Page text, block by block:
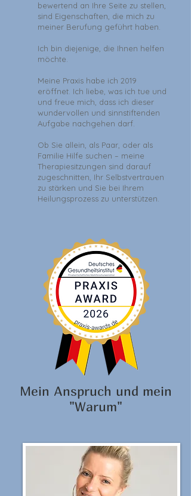
bewertend an Ihre Seite zu stellen,
sind Eigenschaften, die mich zu
meiner Berufung geführt haben.
Ich bin diejenige, die Ihnen helfen
möchte.
Meine Praxis habe ich 2019
eröffnet. Ich liebe, was ich tue und
und freue mich, dass ich dieser
wundervollen und sinnstiftenden
Aufgabe nachgehen darf.
Ob Sie allein, als Paar, oder als
Familie Hilfe suchen – meine
Therapiesitzungen sind darauf
zugeschnitten, Ihr Selbstvertrauen
zu stärken und Sie bei Ihrem
Heilungsprozess zu unterstützen.
Mein Anspruch und mein
"Warum"